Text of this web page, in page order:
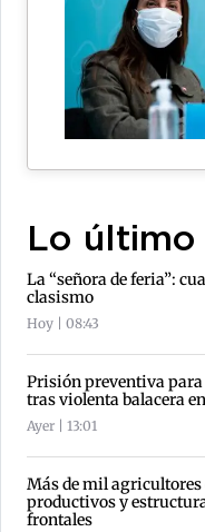
Lo último
La “señora de feria”:
clasismo
Hoy | 08:43
Prisión preventiva
tras violenta balacera
Ayer | 13:01
Más de mil
productivos y
frontales